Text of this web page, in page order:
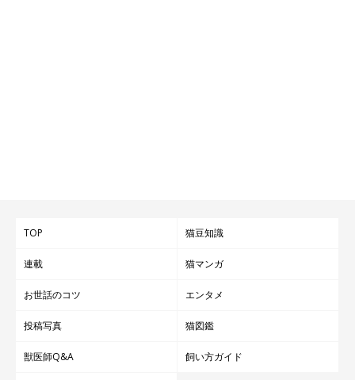
TOP 猫豆知識
連載 猫マンガ
お世話のコツ エンタメ
投稿写真 猫図鑑
獣医師Q&A 飼い方ガイド